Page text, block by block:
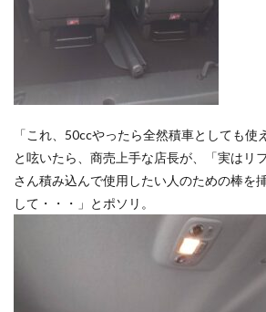
「これ、50ccやったら全然積車としても使
と呟いたら、商売上手な店長が、「実はリ
さん積み込んで使用したい人のための棒を
して・・・」とポソリ。